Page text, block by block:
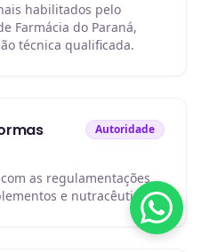
habilitados pelo
Farmácia do Paraná,
técnica qualificada.
Autoridade
as regulamentações
e nutracêuticos.